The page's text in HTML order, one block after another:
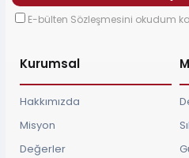
E-bülten Sözleşmesini okudum
Kurumsal
Hakkımızda
Misyon
Değerler